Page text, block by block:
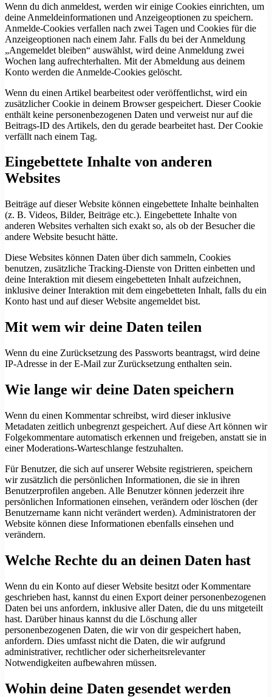
Wenn du dich anmeldest, werden wir einige Cookies einrichten, um
deine Anmeldeinformationen und Anzeigeoptionen zu speichern.
Anmelde-Cookies verfallen nach zwei Tagen und Cookies für die
Anzeigeoptionen nach einem Jahr. Falls du bei der Anmeldung
„Angemeldet bleiben“ auswählst, wird deine Anmeldung zwei
Wochen lang aufrechterhalten. Mit der Abmeldung aus deinem
Konto werden die Anmelde-Cookies gelöscht.
Wenn du einen Artikel bearbeitest oder veröffentlichst, wird ein
zusätzlicher Cookie in deinem Browser gespeichert. Dieser Cookie
enthält keine personenbezogenen Daten und verweist nur auf die
Beitrags-ID des Artikels, den du gerade bearbeitet hast. Der Cookie
verfällt nach einem Tag.
Eingebettete Inhalte von anderen
Websites
Beiträge auf dieser Website können eingebettete Inhalte beinhalten
(z. B. Videos, Bilder, Beiträge etc.). Eingebettete Inhalte von
anderen Websites verhalten sich exakt so, als ob der Besucher die
andere Website besucht hätte.
Diese Websites können Daten über dich sammeln, Cookies
benutzen, zusätzliche Tracking-Dienste von Dritten einbetten und
deine Interaktion mit diesem eingebetteten Inhalt aufzeichnen,
inklusive deiner Interaktion mit dem eingebetteten Inhalt, falls du ein
Konto hast und auf dieser Website angemeldet bist.
Mit wem wir deine Daten teilen
Wenn du eine Zurücksetzung des Passworts beantragst, wird deine
IP-Adresse in der E-Mail zur Zurücksetzung enthalten sein.
Wie lange wir deine Daten speichern
Wenn du einen Kommentar schreibst, wird dieser inklusive
Metadaten zeitlich unbegrenzt gespeichert. Auf diese Art können wir
Folgekommentare automatisch erkennen und freigeben, anstatt sie in
einer Moderations-Warteschlange festzuhalten.
Für Benutzer, die sich auf unserer Website registrieren, speichern
wir zusätzlich die persönlichen Informationen, die sie in ihren
Benutzerprofilen angeben. Alle Benutzer können jederzeit ihre
persönlichen Informationen einsehen, verändern oder löschen (der
Benutzername kann nicht verändert werden). Administratoren der
Website können diese Informationen ebenfalls einsehen und
verändern.
Welche Rechte du an deinen Daten hast
Wenn du ein Konto auf dieser Website besitzt oder Kommentare
geschrieben hast, kannst du einen Export deiner personenbezogenen
Daten bei uns anfordern, inklusive aller Daten, die du uns mitgeteilt
hast. Darüber hinaus kannst du die Löschung aller
personenbezogenen Daten, die wir von dir gespeichert haben,
anfordern. Dies umfasst nicht die Daten, die wir aufgrund
administrativer, rechtlicher oder sicherheitsrelevanter
Notwendigkeiten aufbewahren müssen.
Wohin deine Daten gesendet werden